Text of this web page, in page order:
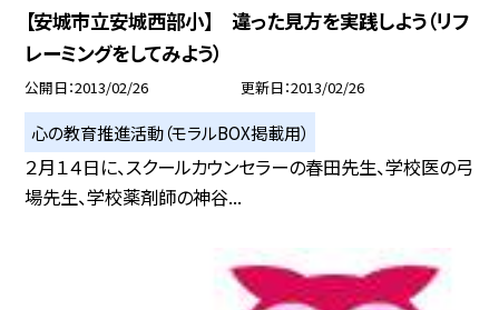
【安城市立安城西部小】 違った見方を実践しよう（リフ
レーミングをしてみよう）
公開日 2013/02/26 更新日 2013/02/26
心の教育推進活動（モラルBOX掲載用）
２月１４日に、スクールカウンセラーの春田先生、学校医の弓
場先生、学校薬剤師の神谷...